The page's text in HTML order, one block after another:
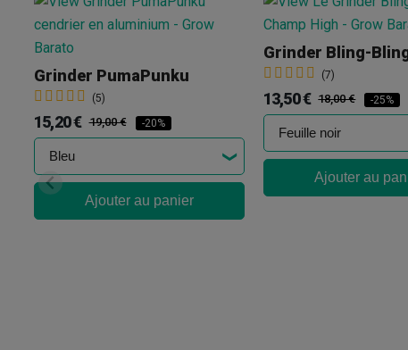
Grinder PumaPunku
(5)
15,20 € 19,00 € -20%
Ajouter au panier
Grinder Bling-
(7)
13,50 € 18,00 € -25%
Ajouter au